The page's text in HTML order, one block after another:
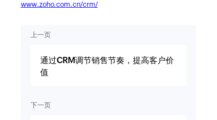
www.zoho.com.cn/crm/
上一页
通过CRM调节销售节奏，提高客户价
值
下一页